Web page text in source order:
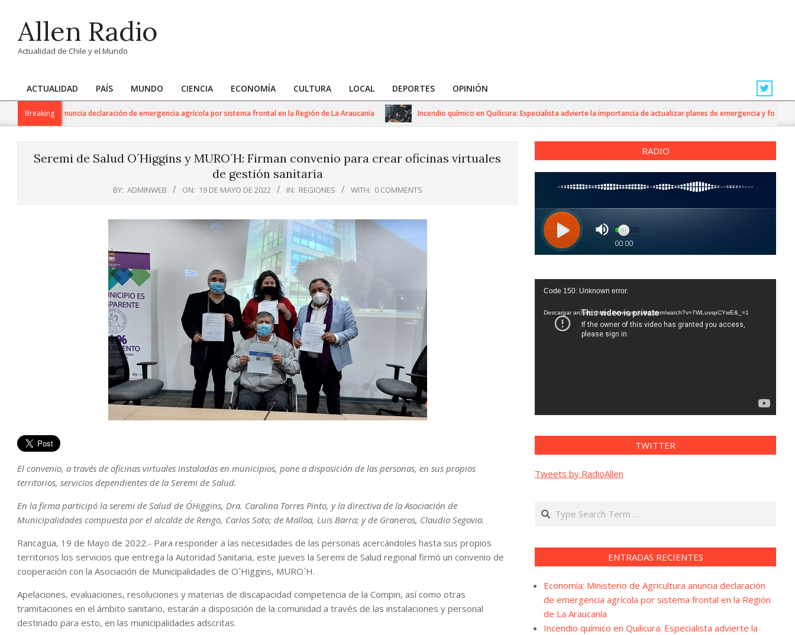
contentAllen Radio
Actualidad de Chile y el Mundo
Primary
Navigation
ACTUALIDAD PAÍS MUNDO CIENCIA ECONOMÍA CULTURA LOCAL DEPORTES OPINIÓN
Breaking
Agricultura anuncia declaración de emergencia agrícola por sistema frontal en la Región de La Araucanía Incendio químico en Quilicura: Especialista advierte la importancia de actualizar planes de emergencia y fortalecer la
Seremi de Salud O´Higgins y MURO´H: Firman convenio para crear oficinas virtuales
de gestión sanitaria
BY: ADMINWEB ON: 19 DE MAYO DE 2022 IN: REGIONES WITH: 0 COMMENTS
El convenio, a través de oficinas virtuales instaladas en municipios, pone a disposición de las personas, en sus propios
territorios, servicios dependientes de la Seremi de Salud.
En la firma participó la seremi de Salud de O´Higgins, Dra. Carolina Torres Pinto, y la directiva de la Asociación de
Municipalidades compuesta por el alcalde de Rengo, Carlos Soto; de Malloa, Luis Barra; y de Graneros, Claudio Segovia.
Rancagua, 19 de Mayo de 2022.- Para responder a las necesidades de las personas acercándoles hasta sus propios
territorios los servicios que entrega la Autoridad Sanitaria, este jueves la Seremi de Salud regional firmó un convenio de
cooperación con la Asociación de Municipalidades de O´Higgins, MURO´H.
Apelaciones, evaluaciones, resoluciones y materias de discapacidad competencia de la Compin, así como otras
tramitaciones en el ámbito sanitario, estarán a disposición de la comunidad a través de las instalaciones y personal
destinado para esto, en las municipalidades adscritas.
RADIO
Reproductor
vídeo
Code 150: Unknown error.
Descargar archivo: https://www.youtube.com/watch?v=7WLuvspCYwE&_=1
TWITTER
Tweets by RadioAllen
Search
ENTRADAS RECIENTES
Economía: Ministerio de Agricultura anuncia declaración
de emergencia agrícola por sistema frontal en la Región
de La Araucanía
Incendio químico en Quilicura: Especialista advierte la